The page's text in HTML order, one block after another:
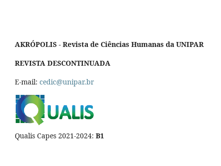
AKRÓPOLIS - Revista de Ciências Humanas da UNIPAR
REVISTA DESCONTINUADA
E-mail: cedic@unipar.br
Qualis Capes 2021-2024: B1